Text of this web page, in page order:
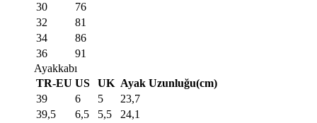
30
76
32
81
34
86
36
91
Ayakkabı
TR-EU US UK Ayak Uzunluğu(cm)
39
6 5
23,7
39,5
6,5 5,5
24,1